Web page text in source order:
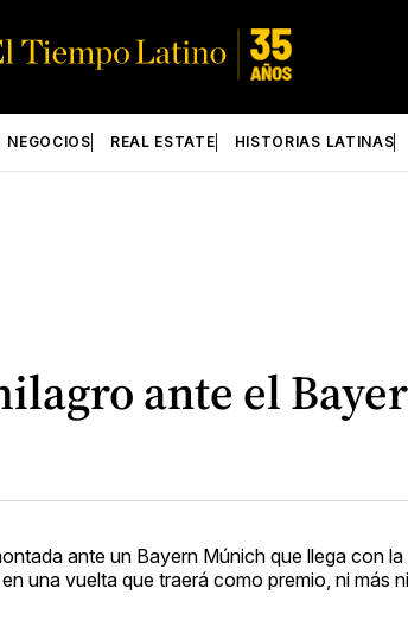
NEGOCIOS REAL ESTATE HISTORIAS LATINAS
ante el
ante un Bayern Múnich que llega con
una vuelta que traerá como premio, ni más